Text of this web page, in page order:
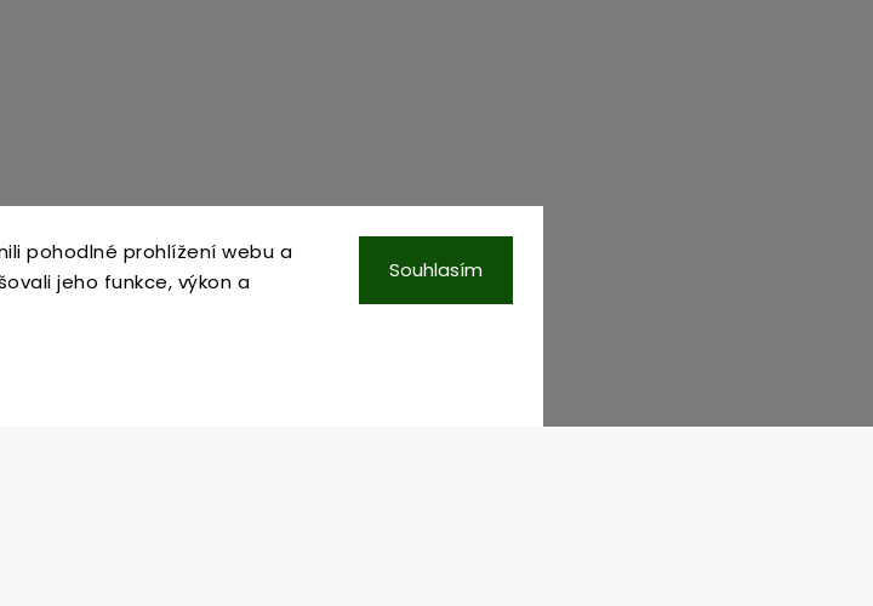
pohodlné prohlížení webu a
jeho funkce, výkon a
Souhlasím